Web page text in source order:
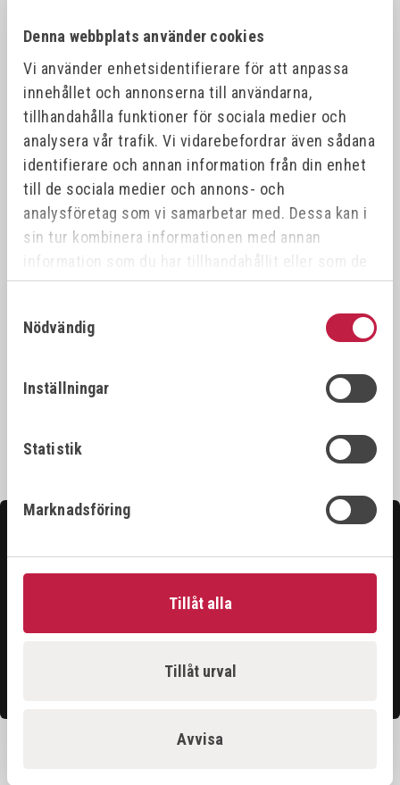
Denna webbplats använder cookies
Vi använder enhetsidentifierare för att anpassa
innehållet och annonserna till användarna,
tillhandahålla funktioner för sociala medier och
analysera vår trafik. Vi vidarebefordrar även sådana
identifierare och annan information från din enhet
till de sociala medier och annons- och
analysföretag som vi samarbetar med. Dessa kan i
sin tur kombinera informationen med annan
information som du har tillhandahållit eller som de
har samlat in när du har använt deras tjänster.
Nödvändig
Inställningar
Statistik
Marknadsföring
Tillåt alla
Tillåt urval
Avvisa
Alla produktvarianter
ART.NR NAMN
GRIP-ON Long Nose 35º 0-55 mm
Hittar du inte det du söker?
Våra säljare är riktigt duktiga och hjälper gärna till för
att du ska få ut det bästa ur vårt sortiment.